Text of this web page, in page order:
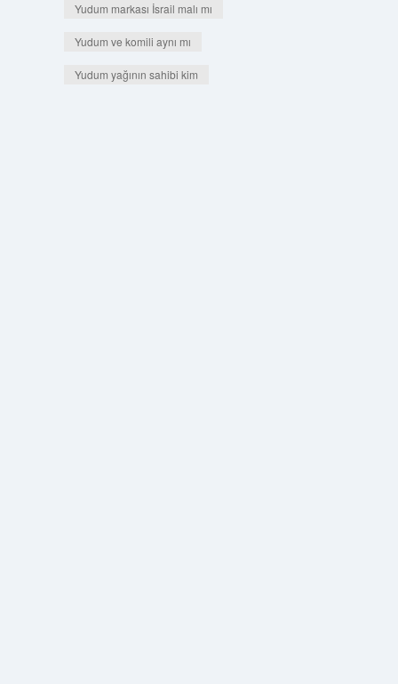
Yudum markası İsrail malı mı
Yudum ve komili aynı mı
Yudum yağının sahibi kim